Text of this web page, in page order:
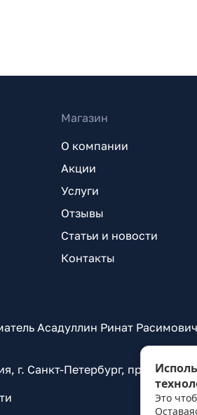
Магазин
О компании
Акции
Услуги
Отзывы
Статьи и новости
Контакты
Асадуллин Ринат Расимович
г. Санкт-Петербург, проспект
Это